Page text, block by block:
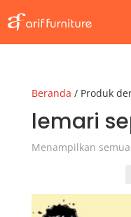
Beranda / Produk
lemari
Menampilkan